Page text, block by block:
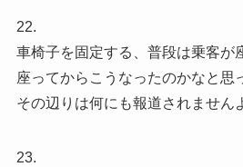
22.
車椅子を固定する、普段は乗客が
座ってからこうなったのかなと思
その辺りは何にも報道されません
23.